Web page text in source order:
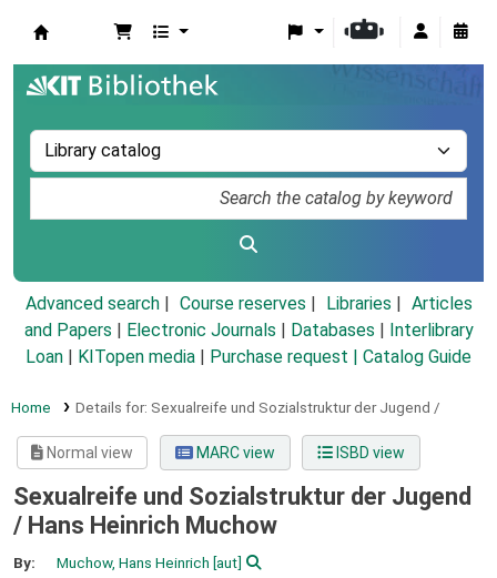
Advanced search Course reserves Libraries
Articles
and Papers
Electronic Journals Databases
Interlibrary
Loan
KITopen media Purchase request | Catalog Guide
Home Details for: Sexualreife und Sozialstruktur der Jugend /
Normal view MARC view ISBD view
Sexualreife und Sozialstruktur der Jugend
/ Hans Heinrich Muchow
By: Muchow, Hans Heinrich [aut]